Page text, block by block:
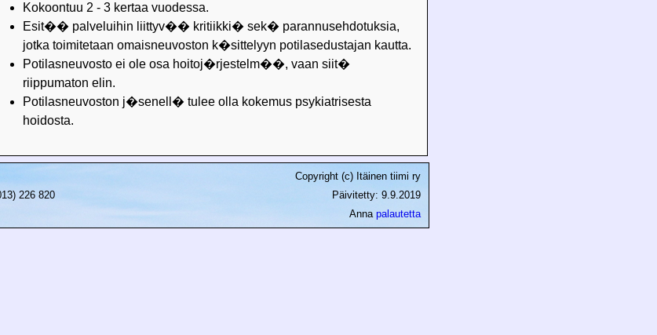
Kokoontuu 2 - 3 kertaa vuodessa.
Esit�� palveluihin liittyv�� kritiikki� sek� parannusehdotuksia,
jotka toimitetaan omaisneuvoston k�sittelyyn potilasedustajan kautta.
Potilasneuvosto ei ole osa hoitoj�rjestelm��, vaan siit�
riippumaton elin.
Potilasneuvoston j�senell� tulee olla kokemus psykiatrisesta
hoidosta.
226 820
Copyright (c) Itäinen tiimi ry
Päivitetty: 9.9.2019
Anna palautetta